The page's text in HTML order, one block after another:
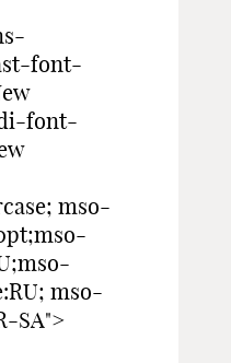
font-
font-
mso-
mso-
SA">